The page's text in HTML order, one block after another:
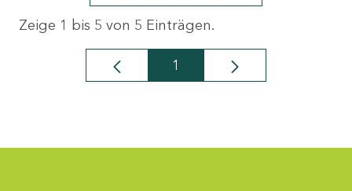
Zeige 1 bis 5 von 5 Einträgen.
Seite
1